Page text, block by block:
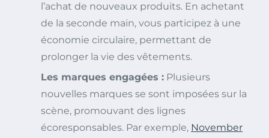
l’achat de nouveaux produits. En achetant
de la seconde main, vous participez à une
économie circulaire, permettant de
prolonger la vie des vêtements.
Les marques engagées : Plusieurs
nouvelles marques se sont imposées sur la
scène, promouvant des lignes
écoresponsables. Par exemple, November